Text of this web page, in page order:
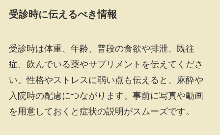
受診時に伝えるべき情報
受診時は体重、年齢、普段の食欲や排泄、既往
症、飲んでいる薬やサプリメントを伝えてくださ
い。性格やストレスに弱い点も伝えると、麻酔や
入院時の配慮につながります。事前に写真や動画
を用意しておくと症状の説明がスムーズです。